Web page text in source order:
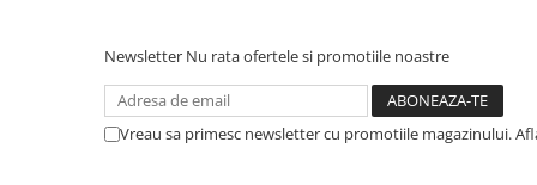
Plasa de umbrire
Plase plante
Pompa de apa curata/murdara
Newsletter Nu rata ofertele si promotiile noastre
Vreau sa primesc newsletter cu promotiile magazinului.